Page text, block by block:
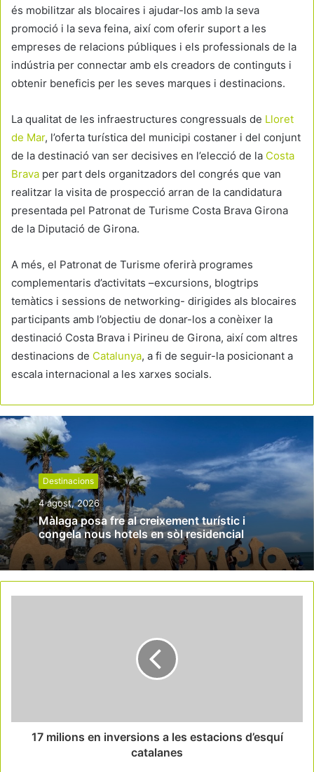
és mobilitzar als blocaires i ajudar-los amb la seva
promoció i la seva feina, així com oferir suport a les
empreses de relacions públiques i els professionals de la
indústria per connectar amb els creadors de continguts i
obtenir beneficis per les seves marques i destinacions.
La qualitat de les infraestructures congressuals de Lloret
de Mar, l’oferta turística del municipi costaner i del conjunt
de la destinació van ser decisives en l’elecció de la Costa
Brava per part dels organitzadors del congrés que van
realitzar la visita de prospecció arran de la candidatura
presentada pel Patronat de Turisme Costa Brava Girona
de la Diputació de Girona.
A més, el Patronat de Turisme oferirà programes
complementaris d’activitats –excursions, blogtrips
temàtics i sessions de networking- dirigides als blocaires
participants amb l’objectiu de donar-los a conèixer la
destinació Costa Brava i Pirineu de Girona, així com altres
destinacions de Catalunya, a fi de seguir-la posicionant a
escala internacional a les xarxes socials.
Destinacions
4 agost, 2026
Màlaga posa fre al creixement turístic i
congela nous hotels en sòl residencial
17 milions en inversions a les estacions d’esquí
catalanes